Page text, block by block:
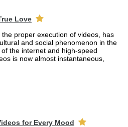
Love
proper execution of videos, has
and social phenomenon in the
the internet and high-speed
is now almost instantaneous,
for Every Mood